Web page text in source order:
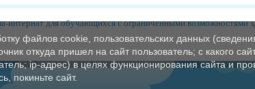
интернат для обучающихся с ограниченными возможностями
файлов cookie, пользовательских данных
откуда пришел на сайт пользователь; с какого
ip-адрес) в целях функционирования сайта и
покиньте сайт.